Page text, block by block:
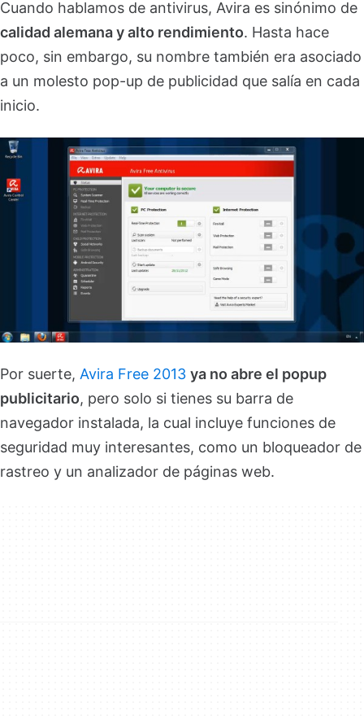
Cuando hablamos de antivirus, Avira es sinónimo de
calidad alemana y alto rendimiento. Hasta hace
poco, sin embargo, su nombre también era asociado
a un molesto pop-up de publicidad que salía en cada
inicio.
Por suerte, Avira Free 2013 ya no abre el popup
publicitario, pero solo si tienes su barra de
navegador instalada, la cual incluye funciones de
seguridad muy interesantes, como un bloqueador de
rastreo y un analizador de páginas web.